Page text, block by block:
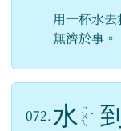
用一杯水去
無濟於事。
072. 水 ㄕ
ㄨ
ㄟ
ˇ 到